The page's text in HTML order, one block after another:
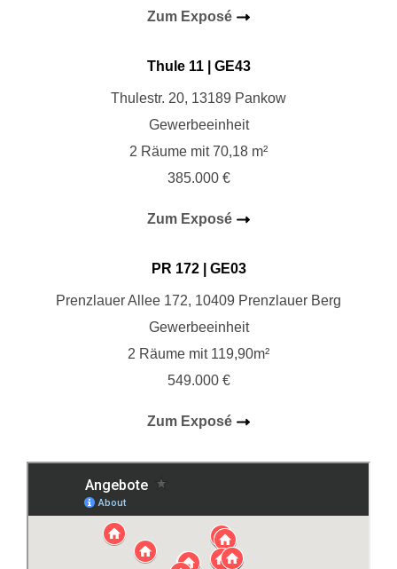
Zum Exposé
Thule 11| GE43
Thulestr. 20, 13189 Pankow
Gewerbeeinheit
2 Räume mit 70,18 m²
385.000 €
Zum Exposé
PR 172 | GE03
Prenzlauer Allee 172, 10409 Prenzlauer Berg
Gewerbeeinheit
2 Räume mit 119,90m²
549.000 €
Zum Exposé